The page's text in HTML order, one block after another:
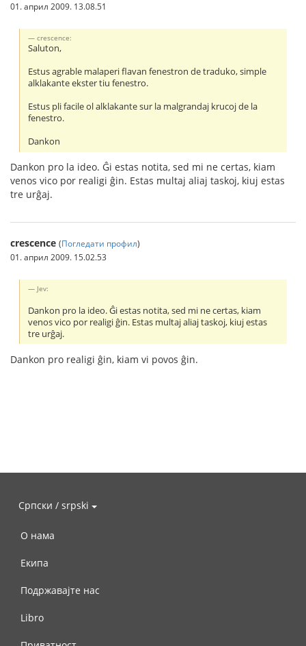
01. април 2009. 13.08.51
crescence:
Saluton,
Estus agrable malaperi flavan fenestron de traduko, simple
alklakante ekster tiu fenestro.
Estus pli facile ol alklakante sur la malgrandaj krucoj de la
fenestro.
Dankon
Dankon pro la ideo. Ĝi estas notita, sed mi ne certas, kiam
venos vico por realigi ĝin. Estas multaj aliaj taskoj, kiuj estas
tre urĝaj.
crescence (Погледати профил)
01. април 2009. 15.02.53
Jev:
Dankon pro la ideo. Ĝi estas notita, sed mi ne certas, kiam
venos vico por realigi ĝin. Estas multaj aliaj taskoj, kiuj estas
tre urĝaj.
Dankon pro realigi ĝin, kiam vi povos ĝin.
Српски / srpski
О нама
Екипа
Подржавајте нас
Libro